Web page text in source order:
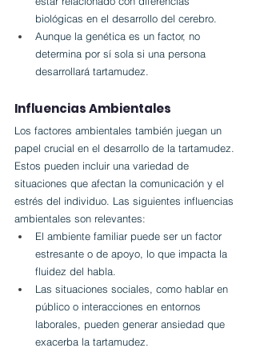
biológicas en el desarrollo del cerebro.
Aunque la genética es un factor, no
determina por sí sola si una persona
desarrollará tartamudez.
Influencias Ambientales
Los factores ambientales también juegan un
papel crucial en el desarrollo de la tartamudez.
Estos pueden incluir una variedad de
situaciones que afectan la comunicación y el
estrés del individuo. Las siguientes influencias
ambientales son relevantes:
El ambiente familiar puede ser un factor
estresante o de apoyo, lo que impacta la
fluidez del habla.
Las situaciones sociales, como hablar en
público o interacciones en entornos
laborales, pueden generar ansiedad que
exacerba la tartamudez.